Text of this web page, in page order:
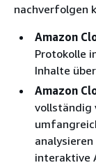
nachverfolgen
Amazon
Protokolle
Inhalte
Amazon
vollständig
interaktive